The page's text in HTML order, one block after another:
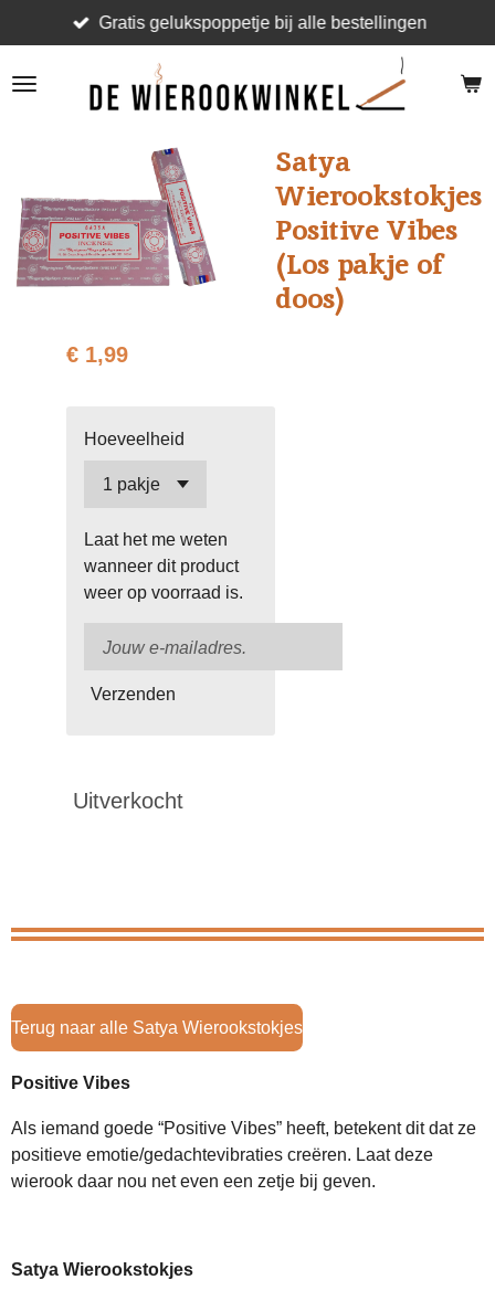
direct
naar
Gratis gelukspoppetje bij alle bestellingen
Satya
Wierookstokjes
Positive Vibes
(Los pakje of
doos)
€ 1,99
Hoeveelheid
Laat het me weten
wanneer dit product
weer op voorraad is.
Verzenden
Uitverkocht
Terug naar alle Satya Wierookstokjes
Positive Vibes
Als iemand goede “Positive Vibes” heeft, betekent dit dat ze
positieve emotie/gedachtevibraties creëren. Laat deze
wierook daar nou net even een zetje bij geven.
Satya Wierookstokjes